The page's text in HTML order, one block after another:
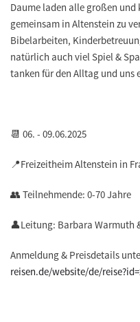
Daume laden alle großen
gemeinsam in Altenstein zu
Bibelarbeiten,
natürlich auch viel Spiel &
tanken für den Alltag und uns
📆 06. - 09.06.2025
📍Freizeitheim Altenstein in
👥 Teilnehmende: 0-70 Jahre
👤Leitung: Barbara Warmuth
Anmeldung & Preisdetails
reisen.de/website/de/